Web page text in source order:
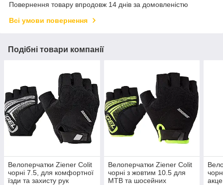
Повернення товару впродовж 14 днів за домовленістю
Всі умови повернення
Подібні товари компанії
Велоперчатки Ziener Colit
чорні 7.5, для комфортної
їзди та захисту рук
Велоперчатки Ziener Colit
чорні з жовтим 10.5 для
MTB та шосейних